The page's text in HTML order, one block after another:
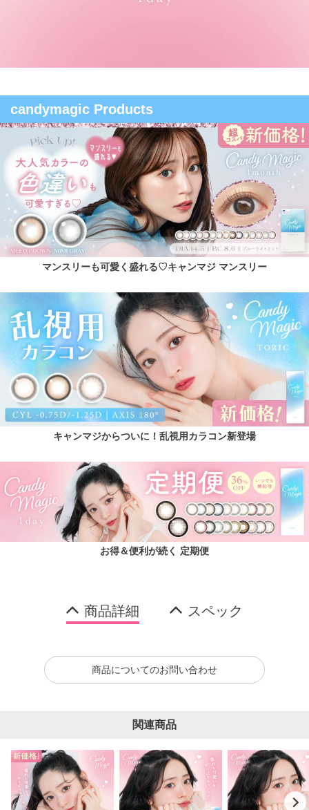
candymagic Products
マンスリーも可愛く盛れる♡キャンマジ マンスリー
キャンマジからついに！乱視用カラコン新登場
お得＆便利が続く 定期便
商品詳細 スペック
商品についてのお問い合わせ
関連商品